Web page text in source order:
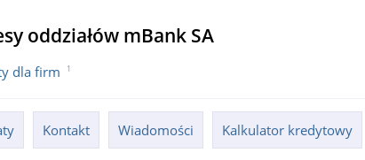
oddziałów mBank SA
dla firm 1
Kontakt Wiadomości Kalkulator kredytowy